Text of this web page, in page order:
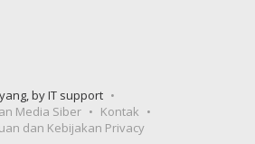
by IT support
Media Siber
Kontak
dan Kebijakan Privacy